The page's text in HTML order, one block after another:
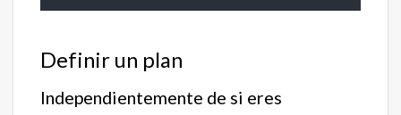
Definir un plan
Independientemente de si eres